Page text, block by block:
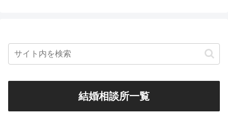
結婚相談所一覧